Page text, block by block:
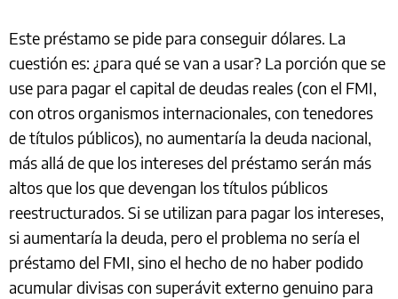
Este préstamo se pide para conseguir dólares. La
cuestión es: ¿para qué se van a usar? La porción que se
use para pagar el capital de deudas reales (con el FMI,
con otros organismos internacionales, con tenedores
de títulos públicos), no aumentaría la deuda nacional,
más allá de que los intereses del préstamo serán más
altos que los que devengan los títulos públicos
reestructurados. Si se utilizan para pagar los intereses,
si aumentaría la deuda, pero el problema no sería el
préstamo del FMI, sino el hecho de no haber podido
acumular divisas con superávit externo genuino para